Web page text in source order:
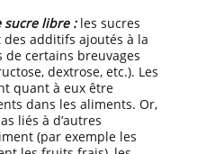
sucre libre : les sucres
additifs ajoutés à la
certains breuvages
dextrose, etc.). Les
quant à eux être
dans les aliments. Or,
liés à d’autres
(par exemple les